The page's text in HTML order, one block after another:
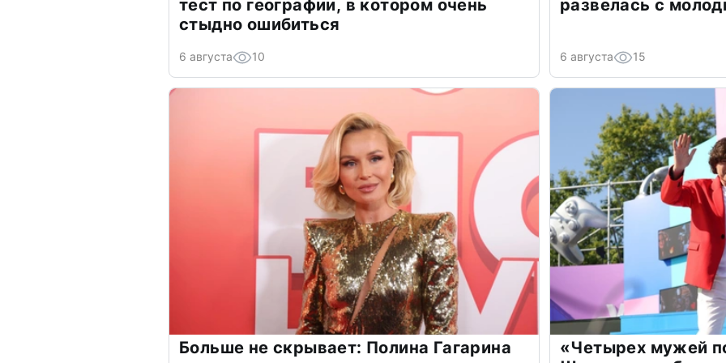
тест по географии, в котором очень
стыдно ошибиться
6 августа 10
развелась с
6 августа 15
Больше не скрывает: Полина Гагарина
«Четырех мужей